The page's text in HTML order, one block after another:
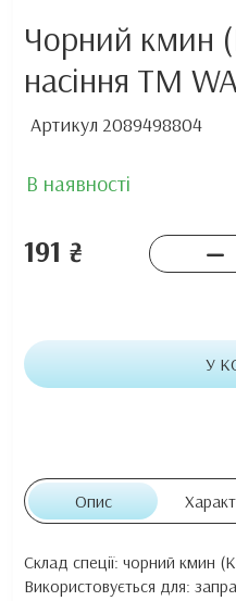
Чорний кмин
насіння TM
Артикул 2089498804
В наявності
191 ₴
У
Опис
Склад спеції: чорний кмин
Використовується для: